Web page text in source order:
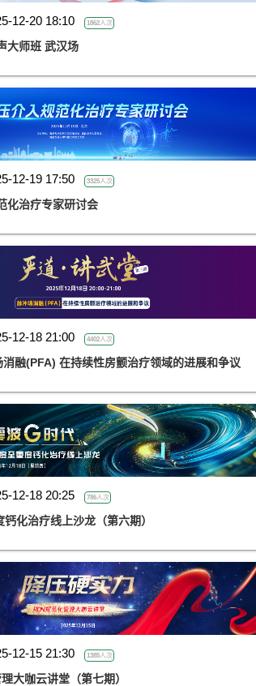
12-20 18:10 1862人次
大师班 武汉场
12-19 17:50 3325人次
化治疗专家研讨会
12-18 21:00 4402人次
消融(PFA) 在持续性房颤治疗领域的进展和争议
12-18 20:25 786人次
钙化治疗线上沙龙（第六期）
12-15 21:30 1385人次
大咖云讲堂（第七期）